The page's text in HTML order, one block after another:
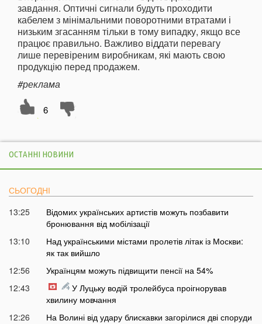
завдання. Оптичні сигнали будуть проходити
кабелем з мінімальними поворотними втратами і
низьким згасанням тільки в тому випадку, якщо все
працює правильно. Важливо віддати перевагу
лише перевіреним виробникам, які мають свою
продукцію перед продажем.
#реклама
6
ОСТАННІ НОВИНИ
СЬОГОДНІ
13:25
Відомих українських артистів можуть позбавити
бронювання від мобілізації
13:10
Над українськими містами пролетів літак із Москви:
як так вийшло
12:56
Українцям можуть підвищити пенсії на 54%
12:43
У Луцьку водій тролейбуса проігнорував
хвилину мовчання
12:26
На Волині від удару блискавки загорілися дві споруди